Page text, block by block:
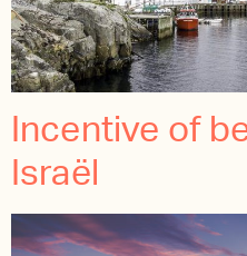
Incentive of
Israël